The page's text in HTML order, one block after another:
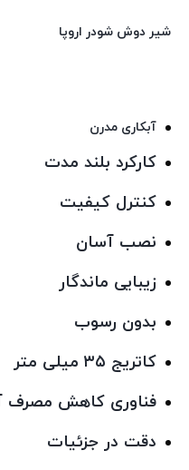
شیر دوش شودر اروپا
آبکاری مدرن
کارکرد بلند مدت
كنترل كيفيت
نصب آسان
زیبایی ماندگار
بدون رسوب
کاتریج ۳۵ میلی متر
فناوری کاهش مصرف
دقت در جزئیات